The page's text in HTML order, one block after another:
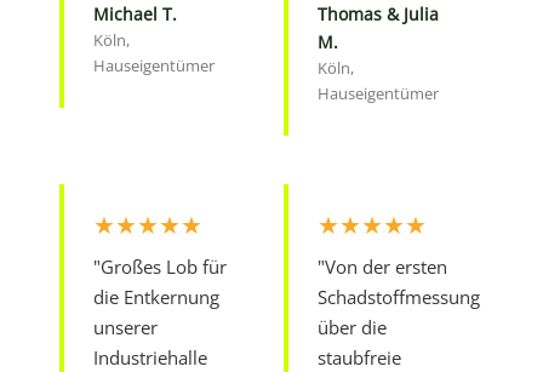
Michael T.
Köln,
Hauseigentümer
Thomas & Julia
M.
Köln,
Hauseigentümer
★★★★★
"Großes Lob für
die Entkernung
unserer
Industriehalle
★★★★★
"Von der ersten
Schadstoffmessung
über die
staubfreie